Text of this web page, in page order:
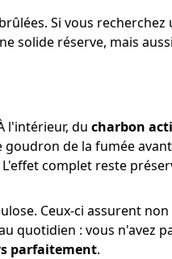
Si vous
solide réserve, mais
l'intérieur, du charbon
de la fumée
complet reste
Ceux-ci assurent
quotidien : vous
parfaitement.